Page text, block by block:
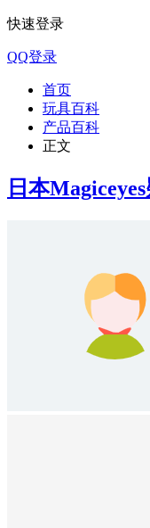
快速登录
QQ登录
首页
玩具百科
产品百科
正文
日本